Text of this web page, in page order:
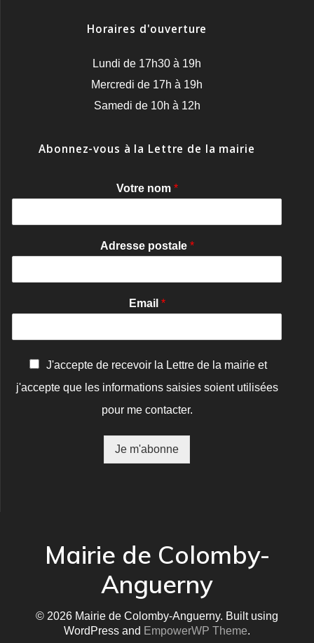
Horaires d'ouverture
Lundi de 17h30 à 19h
Mercredi de 17h à 19h
Samedi de 10h à 12h
Abonnez-vous à la Lettre de la mairie
Votre nom *
Adresse postale *
Email *
n
J'accepte de recevoir la Lettre de la mairie et
j'accepte que les informations saisies soient utilisées
pour me contacter.
Je m'abonne
Mairie de Colomby-
Anguerny
© 2026 Mairie de Colomby-Anguerny. Built using
WordPress and EmpowerWP Theme.